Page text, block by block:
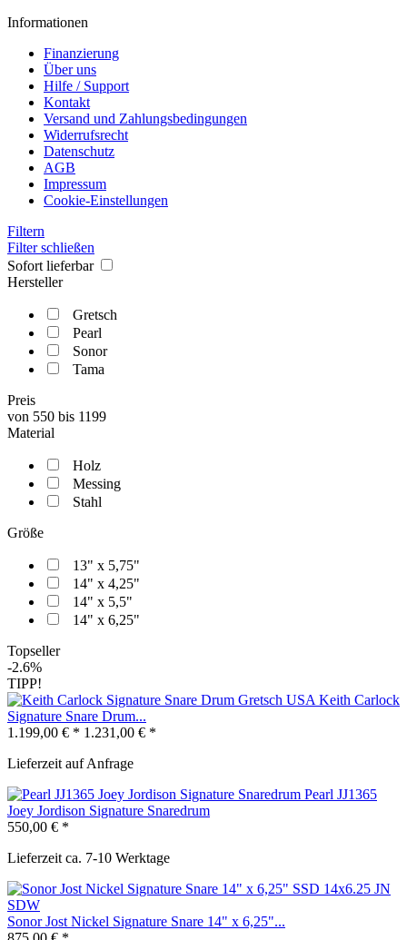
Informationen
Finanzierung
Über uns
Hilfe / Support
Kontakt
Versand und Zahlungsbedingungen
Widerrufsrecht
Datenschutz
AGB
Impressum
Cookie-Einstellungen
Filtern
Filter schließen
Sofort lieferbar
Hersteller
Gretsch
Pearl
Sonor
Tama
Preis
von 550 bis 1199
Material
Holz
Messing
Stahl
Größe
13" x 5,75"
14" x 4,25"
14" x 5,5"
14" x 6,25"
Topseller
-2.6%
TIPP!
Gretsch USA Keith Carlock
Signature Snare Drum...
1.199,00 € * 1.231,00 € *
Lieferzeit auf Anfrage
Pearl JJ1365
Joey Jordison Signature Snaredrum
550,00 € *
Lieferzeit ca. 7-10 Werktage
Sonor Jost Nickel Signature Snare 14" x 6,25"...